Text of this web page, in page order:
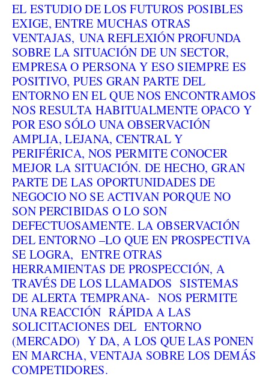
EL ESTUDIO DE LOS FUTUROS POSIBLES
EXIGE, ENTRE MUCHAS OTRAS
VENTAJAS, UNA REFLEXIÓN PROFUNDA
SOBRE LA SITUACIÓN DE UN SECTOR,
EMPRESA O PERSONA Y ESO SIEMPRE ES
POSITIVO, PUES GRAN PARTE DEL
ENTORNO EN EL QUE NOS ENCONTRAMOS
NOS RESULTA HABITUALMENTE OPACO Y
POR ESO SÓLO UNA OBSERVACIÓN
AMPLIA, LEJANA, CENTRAL Y
PERIFÉRICA, NOS PERMITE CONOCER
MEJOR LA SITUACIÓN. DE HECHO, GRAN
PARTE DE LAS OPORTUNIDADES DE
NEGOCIO NO SE ACTIVAN PORQUE NO
SON PERCIBIDAS O LO SON
DEFECTUOSAMENTE. LA OBSERVACIÓN
DEL ENTORNO –LO QUE EN PROSPECTIVA
SE LOGRA, ENTRE OTRAS
HERRAMIENTAS DE PROSPECCIÓN, A
TRAVÉS DE LOS LLAMADOS SISTEMAS
DE ALERTA TEMPRANA- NOS PERMITE
UNA REACCIÓN RÁPIDA A LAS
SOLICITACIONES DEL ENTORNO
(MERCADO) Y DA, A LOS QUE LAS PONEN
EN MARCHA, VENTAJA SOBRE LOS DEMÁS
COMPETIDORES.